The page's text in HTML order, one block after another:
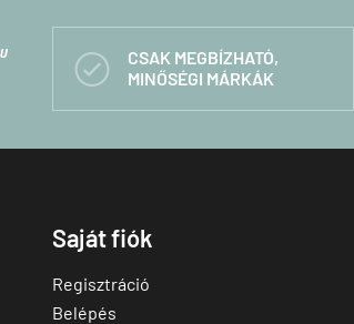

CSAK MEGBÍZHATÓ,
MINŐSÉGI MÁRKÁK
Saját fiók
Regisztráció
Belépés